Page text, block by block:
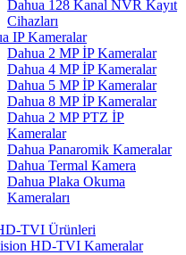
Dahua 128 Kanal NVR Kayıt
Cihazları
IP Kameralar
Dahua 2 MP İP Kameralar
Dahua 4 MP İP Kameralar
Dahua 5 MP İP Kameralar
Dahua 8 MP İP Kameralar
Dahua 2 MP PTZ İP
Kameralar
Dahua Panaromik Kameralar
Dahua Termal Kamera
Dahua Plaka Okuma
Kameraları
TVI Ürünleri
HD-TVI Kameralar